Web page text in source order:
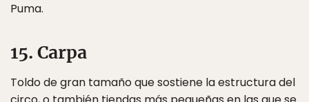
Puma.
15. Carpa
Toldo de gran tamaño que sostiene la estructura del